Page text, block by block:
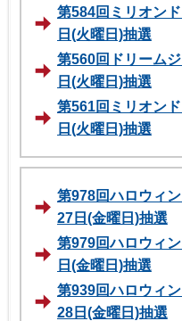
第584回ミリオン
日(火曜日)抽選
第560回ドリーム
日(火曜日)抽選
第561回ミリオン
日(火曜日)抽選
第978回ハロウィ
27日(金曜日)抽選
第979回ハロウィ
日(金曜日)抽選
第939回ハロウィ
28日(金曜日)抽選